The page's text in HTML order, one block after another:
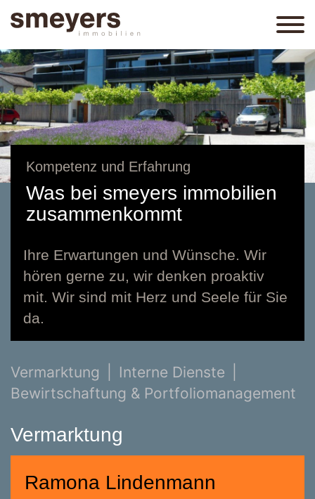
Kompetenz und Erfahrung
Was bei smeyers immobilien
zusammenkommt
Ihre Erwartungen und Wünsche. Wir
hören gerne zu, wir denken proaktiv
mit. Wir sind mit Herz und Seele für Sie
da.
Vermarktung
Interne Dienste
Bewirtschaftung & Portfoliomanagement
Vermarktung
Ramona Lindenmann
Ramona Lindenmann